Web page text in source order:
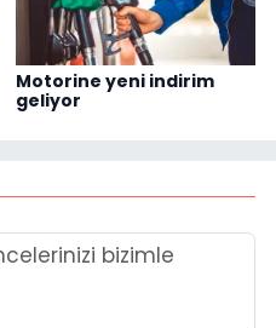
Motorine yeni indirim
geliyor